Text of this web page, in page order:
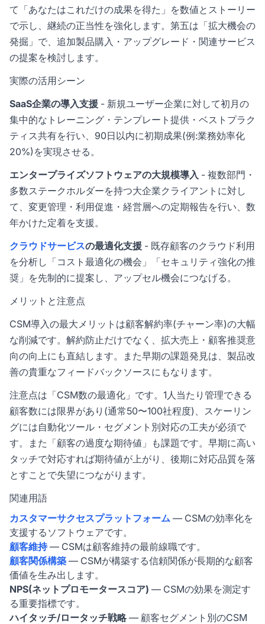
て「あなたはこれだけの成果を得た」を数値とストーリー
で示し、継続の正当性を強化します。第五は「拡大機会の
発掘」で、追加製品購入・アップグレード・関連サービス
の提案を検討します。
実際の活用シーン
SaaS企業の導入支援 - 新規ユーザー企業に対して初月の
集中的なトレーニング・テンプレート提供・ベストプラク
ティス共有を行い、90日以内に初期成果(例:業務効率化
20%)を実現させる。
エンタープライズソフトウェアの大規模導入 - 複数部門・
多数ステークホルダーを持つ大企業クライアントに対し
て、変更管理・利用促進・経営層への定期報告を行い、数
年かけた定着を支援。
クラウドサービスの最適化支援 - 既存顧客のクラウド利用
を分析し「コスト最適化の機会」「セキュリティ強化の推
奨」を先制的に提案し、アップセル機会につなげる。
メリットと注意点
CSM導入の最大メリットは顧客解約率(チャーン率)の大幅
な削減です。解約防止だけでなく、拡大売上・顧客推奨意
向の向上にも直結します。また早期の課題発見は、製品改
善の貴重なフィードバックソースにもなります。
注意点は「CSM数の最適化」です。1人当たり管理できる
顧客数には限界があり(通常50〜100社程度)、スケーリン
グには自動化ツール・セグメント別対応の工夫が必須で
す。また「顧客の過度な期待値」も課題です。早期に高い
タッチで対応すれば期待値が上がり、後期に対応品質を落
とすことで失望につながります。
関連用語
カスタマーサクセスプラットフォーム — CSMの効率化を
支援するソフトウェアです。
顧客維持— CSMは顧客維持の最前線職です。
顧客関係構築 — CSMが構築する信頼関係が長期的な顧客
価値を生み出します。
NPS(ネットプロモータースコア) — CSMの効果を測定す
る重要指標です。
ハイタッチ/ロータッチ戦略 — 顧客セグメント別のCSM